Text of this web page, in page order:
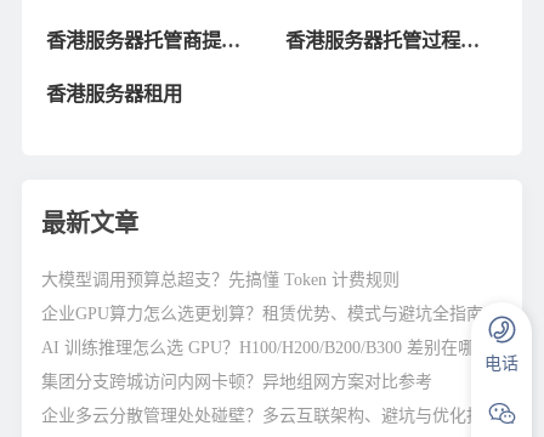
香港服务器托管商提供
香港服务器托管过程中
香港服务器租用
最新文章
大模型调用预算总超支？先搞懂 Token 计费规则
企业GPU算力怎么选更划算？租赁优势、模式与避坑全指南
AI 训练推理怎么选 GPU？H100/H200/B200/B300 差别在哪
集团分支跨城访问内网卡顿？异地组网方案对比参考
企业多云分散管理处处碰壁？多云互联架构、避坑与优化指南
电话